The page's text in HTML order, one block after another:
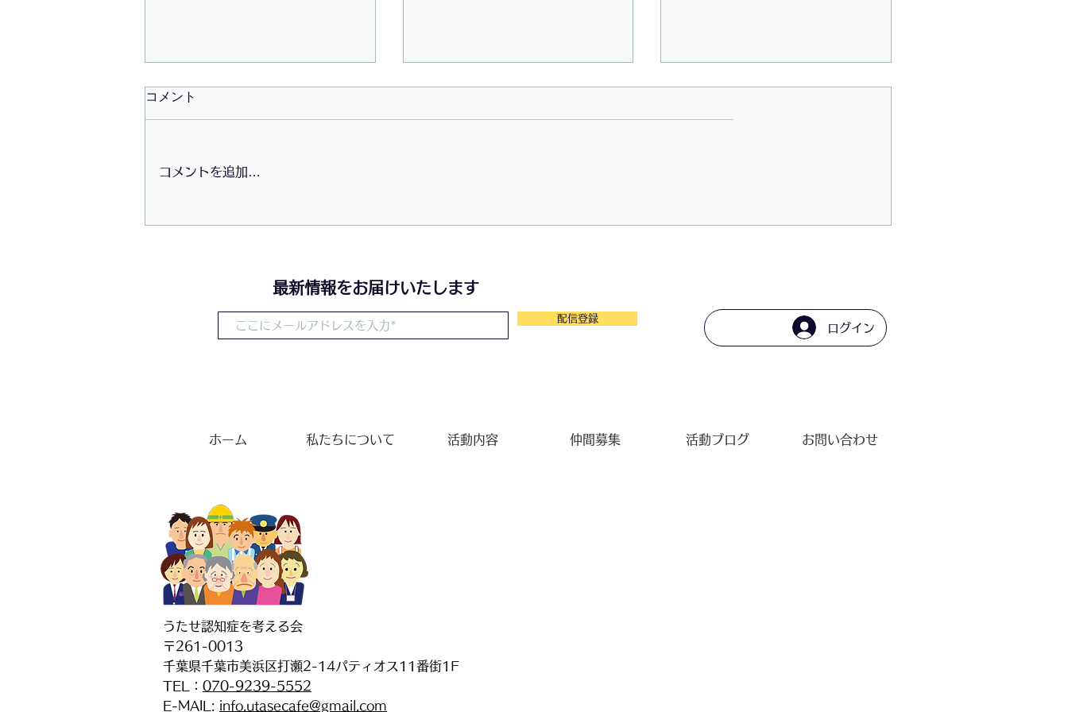
コメント
コメントを追加…
​最新情報をお届けいたします
配信登録
ログイン
ホーム 私たちについて 活動内容 仲間募集 活動ブログ お問い合わせ
うたせ認知症を考える会
〒261-0013
千葉県千葉市美浜区打瀬2-14パティオス11番街1F
TEL： 070-9239-5552
E-MAIL: info.utasecafe@gmail.com